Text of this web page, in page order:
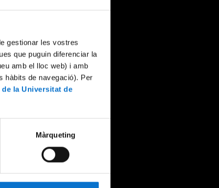
gestionar les vostres
que puguin diferenciar la
amb el lloc web) i amb
hàbits de navegació). Per
la Universitat de
Màrqueting